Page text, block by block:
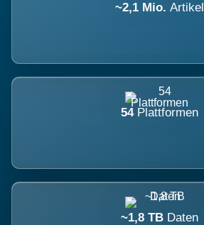
~2,1 Mio. Artikel
54 Plattformen
~1,8 TB Daten